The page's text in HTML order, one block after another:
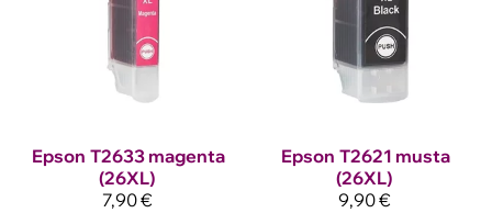
Epson T2633 magenta
(26XL)
7,90 €
Epson T2621 musta
(26XL)
9,90 €